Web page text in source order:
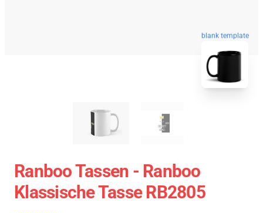
blank template
Ranboo Tassen - Ranboo
Klassische Tasse RB2805